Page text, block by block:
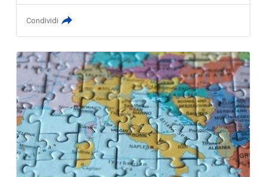
Condividi